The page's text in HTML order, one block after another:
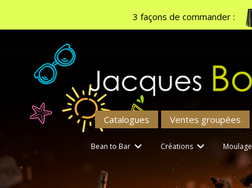
3 façons de commander :
Catalogues Ventes groupées

Bean to Bar 
Créations Moulage